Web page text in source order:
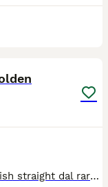
È disponibile una gattina di razza Scottish straight dal raro colore Blue Golden shaded e occhi verde smeraldo, di tre mesi di età. Viene ceduta con pedigree da compagnia, una vaccinazione, sverminazione, visita veterinaria di controllo. I genitori, entrambi di colore Golden, sono stati testati per fiv Felv Pkd, hanno effettuato screening genetico e controllo ecocardiografico. La micina ha carattere equilibrato e tranquillo, è elegante e giocosa. Potrà andare nella sua nuova casa dopo metà agosto